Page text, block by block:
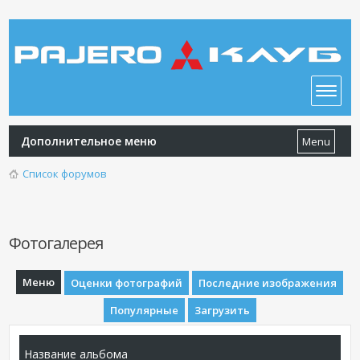
Дополнительное меню Menu
Список форумов
Фотогалерея
Меню Оценки фотографий
Последние изображения
Популярные
Загрузить
Название альбома